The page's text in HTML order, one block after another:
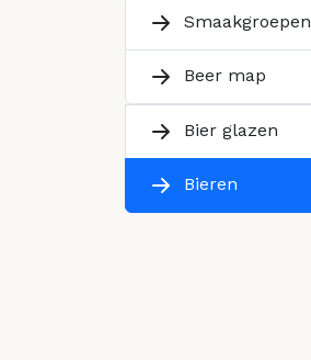
Smaakgroepen
Beer map
Bier glazen
Bieren